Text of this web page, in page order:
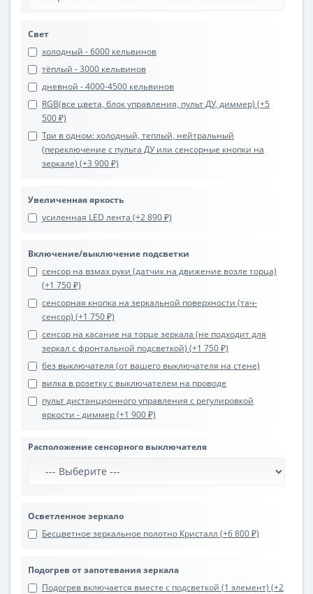
Свет
холодный - 6000 кельвинов
тёплый - 3000 кельвинов
дневной - 4000-4500 кельвинов
RGB(все цвета, блок управления, пульт ДУ, диммер) (+5
500 ₽)
Три в одном: холодный, теплый, нейтральный
(переключение с пульта ДУ или сенсорные кнопки на
зеркале) (+3 900 ₽)
Увеличенная яркость
усиленная LED лента (+2 890 ₽)
Включение/выключение подсветки
сенсор на взмах руки (датчик на движение возле торца)
(+1 750 ₽)
сенсорная кнопка на зеркальной поверхности (тач-
сенсор) (+1 750 ₽)
сенсор на касание на торце зеркала (не подходит для
зеркал с фронтальной подсветкой) (+1 750 ₽)
без выключателя (от вашего выключателя на стене)
вилка в розетку с выключателем на проводе
пульт дистанционного управления с регулировкой
яркости - диммер (+1 900 ₽)
Расположение сенсорного выключателя
Осветленное зеркало
Бесцветное зеркальное полотно Кристалл (+6 800 ₽)
Подогрев от запотевания зеркала
Подогрев включается вместе с подсветкой (1 элемент) (+2